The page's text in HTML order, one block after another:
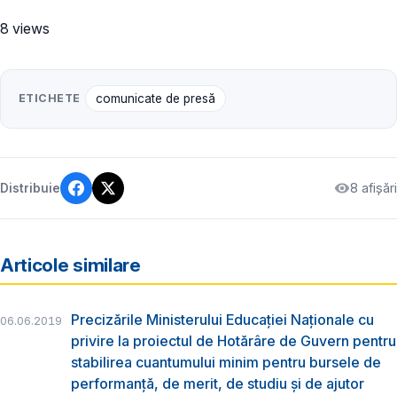
8 views
ETICHETE comunicate de presă
Distribuie 8 afișări
Articole similare
06.06.2019
Precizările Ministerului Educației Naționale cu
privire la proiectul de Hotărâre de Guvern pentru
stabilirea cuantumului minim pentru bursele de
performanță, de merit, de studiu și de ajutor